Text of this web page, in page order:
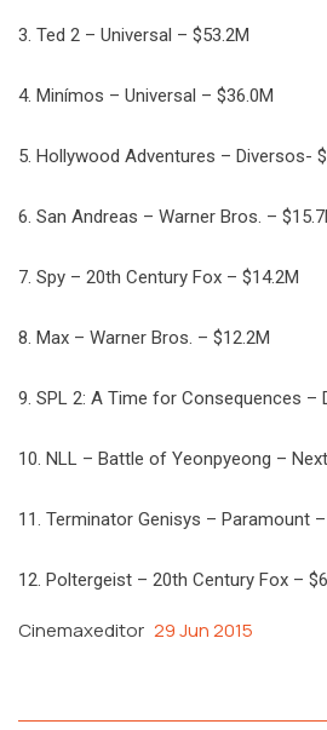
3. Ted 2 – Universal – $53.2M
4. Minímos – Universal – $36.0M
5. Hollywood Adventures – Diversos-
6. San Andreas – Warner Bros. –
7. Spy – 20th Century Fox – $14.2M
8. Max – Warner Bros. – $12.2M
9. SPL 2: A Time for Consequences –
10. NLL – Battle of Yeonpyeong –
11. Terminator Genisys – Paramount
12. Poltergeist – 20th Century Fox –
Cinemaxeditor 29 Jun 2015